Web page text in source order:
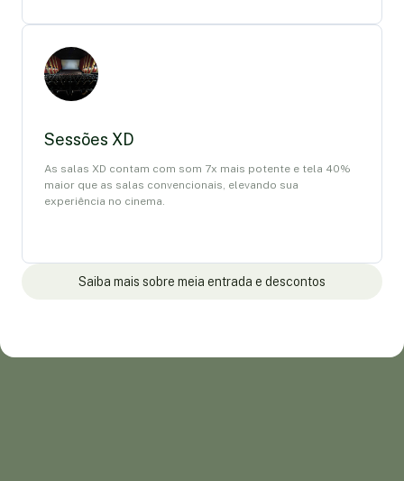
Sessões XD
As salas XD contam com som 7x mais potente e tela 40%
maior que as salas convencionais, elevando sua
experiência no cinema.
Saiba mais sobre meia entrada e descontos